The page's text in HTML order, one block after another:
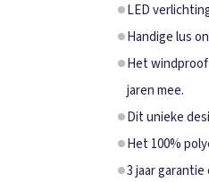
LED
Handige lus
Het
jaren mee.
Dit unieke
Het 100%
3 jaar